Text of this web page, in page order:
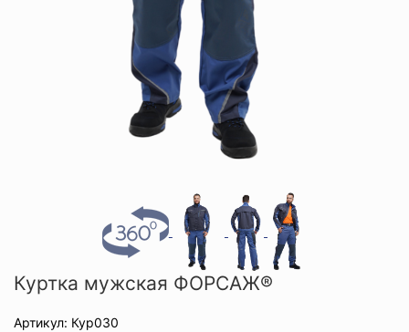
Куртка мужская ФОРСАЖ®
Артикул: Кур030